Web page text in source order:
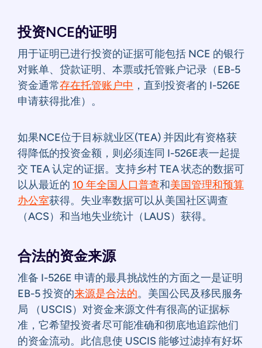
投资NCE的证明
用于证明已进行投资的证据可能包括 NCE 的银行
对账单、贷款证明、本票或托管账户记录（EB-5
资金通常存在托管账户中 ，直到投资者的 I-526E
申请获得批准）。
如果NCE位于目标就业区(TEA) 并因此有资格获
得降低的投资金额，则必须连同 I-526E表一起提
交 TEA 认定的证据。支持乡村 TEA 状态的数据可
以从最近的 10 年全国人口普查和美国管理和预算
办公室获得。失业率数据可以从美国社区调查
（ACS）和当地失业统计（LAUS）获得。
合法的资金来源
准备 I-526E 申请的最具挑战性的方面之一是证明
EB-5 投资的来源是合法的。美国公民及移民服务
局 （USCIS）对资金来源文件有很高的证据标
准，它希望投资者尽可能准确和彻底地追踪他们
的资金流动。此信息使 USCIS 能够过滤掉有好坏